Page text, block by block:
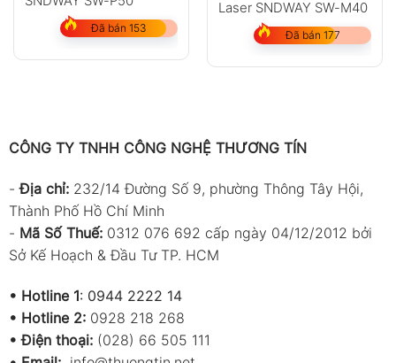
Đã bán 153
Laser SNDWAY SW-M40
Đã bán 177
CÔNG TY TNHH CÔNG NGHỆ THƯƠNG TÍN
-Địa chỉ: 232/14 Đường Số 9, phường Thông Tây Hội,
Thành Phố Hồ Chí Minh
- Mã Số Thuế: 0312 076 692 cấp ngày 04/12/2012 bởi
Sở Kế Hoạch & Đầu Tư TP. HCM
• Hotline 1: 0944 2222 14
• Hotline 2: 0928 218 268
• Điện thoại: (028) 66 505 111